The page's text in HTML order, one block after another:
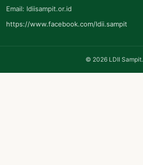
Email: ldiisampit.or.id
https://www.facebook.com/ldii.sampit
© 2026LDII Sampit.